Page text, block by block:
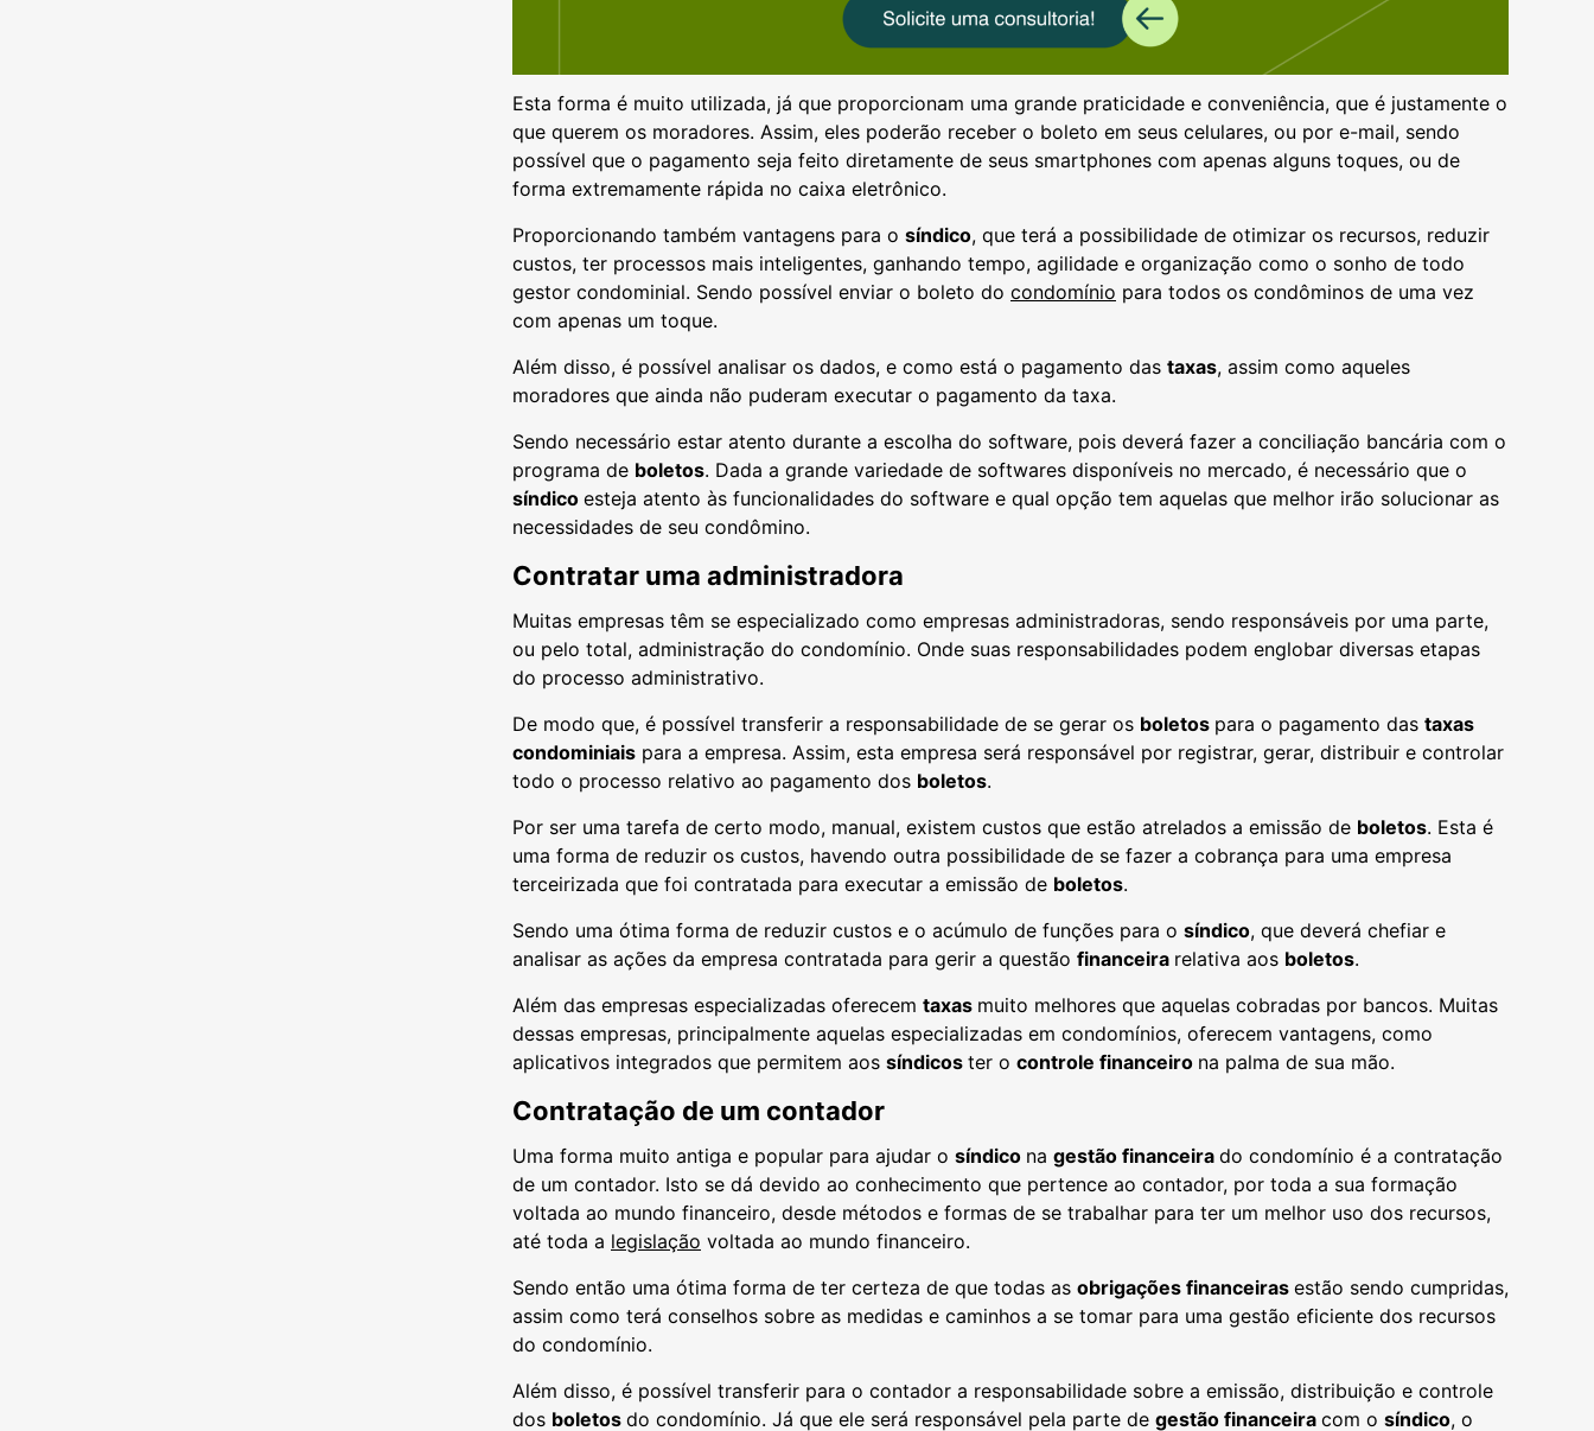
Esta forma é muito utilizada, já que proporcionam uma grande praticidade e conveniência, que é justamente o
que querem os moradores. Assim, eles poderão receber o boleto em seus celulares, ou por e-mail, sendo
possível que o pagamento seja feito diretamente de seus smartphones com apenas alguns toques, ou de
forma extremamente rápida no caixa eletrônico.
Proporcionando também vantagens para o síndico, que terá a possibilidade de otimizar os recursos, reduzir
custos, ter processos mais inteligentes, ganhando tempo, agilidade e organização como o sonho de todo
gestor condominial. Sendo possível enviar o boleto do condomínio para todos os condôminos de uma vez
com apenas um toque.
Além disso, é possível analisar os dados, e como está o pagamento das taxas, assim como aqueles
moradores que ainda não puderam executar o pagamento da taxa.
Sendo necessário estar atento durante a escolha do software, pois deverá fazer a conciliação bancária com o
programa de boletos. Dada a grande variedade de softwares disponíveis no mercado, é necessário que o
síndico esteja atento às funcionalidades do software e qual opção tem aquelas que melhor irão solucionar as
necessidades de seu condômino.
Contratar uma administradora
Muitas empresas têm se especializado como empresas administradoras, sendo responsáveis por uma parte,
ou pelo total, administração do condomínio. Onde suas responsabilidades podem englobar diversas etapas
do processo administrativo.
De modo que, é possível transferir a responsabilidade de se gerar os boletos para o pagamento das taxas
condominiais para a empresa. Assim, esta empresa será responsável por registrar, gerar, distribuir e controlar
todo o processo relativo ao pagamento dos boletos.
Por ser uma tarefa de certo modo, manual, existem custos que estão atrelados a emissão de boletos. Esta é
uma forma de reduzir os custos, havendo outra possibilidade de se fazer a cobrança para uma empresa
terceirizada que foi contratada para executar a emissão de boletos.
Sendo uma ótima forma de reduzir custos e o acúmulo de funções para o síndico, que deverá chefiar e
analisar as ações da empresa contratada para gerir a questão financeira relativa aos boletos.
Além das empresas especializadas oferecem taxas muito melhores que aquelas cobradas por bancos. Muitas
dessas empresas, principalmente aquelas especializadas em condomínios, oferecem vantagens, como
aplicativos integrados que permitem aos síndicos ter o controle financeiro na palma de sua mão.
Contratação de um contador
Uma forma muito antiga e popular para ajudar o síndico na gestão financeira do condomínio é a contratação
de um contador. Isto se dá devido ao conhecimento que pertence ao contador, por toda a sua formação
voltada ao mundo financeiro, desde métodos e formas de se trabalhar para ter um melhor uso dos recursos,
até toda a legislação voltada ao mundo financeiro.
Sendo então uma ótima forma de ter certeza de que todas as obrigações financeiras estão sendo cumpridas,
assim como terá conselhos sobre as medidas e caminhos a se tomar para uma gestão eficiente dos recursos
do condomínio.
Além disso, é possível transferir para o contador a responsabilidade sobre a emissão, distribuição e controle
dos boletos do condomínio. Já que ele será responsável pela parte de gestão financeira com o síndico, o